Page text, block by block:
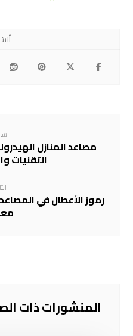
مصاعد المنازل
التقنيات
رموز الأعطال في
المنشورات ذات